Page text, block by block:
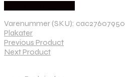
Varenummer (SKU):
Plakater
Previous Product
Next Product